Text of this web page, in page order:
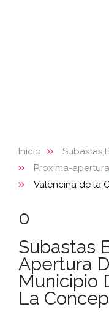
Inicio Subastas
Proxima-apertura
Valencina de la
0
Subastas
Apertura
Municipio
La